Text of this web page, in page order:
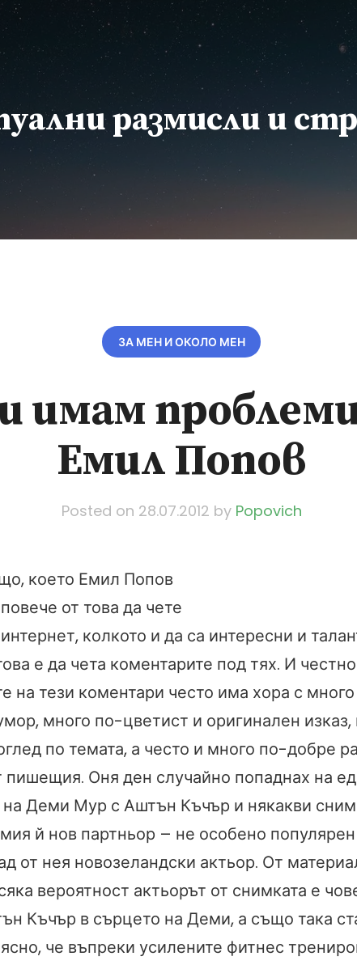
размисли и
ЗА МЕН И ОКОЛО МЕН
имам
Емил Попов
Posted on 28.07.2012 by Popovich
което Емил Попов
от това да чете
колкото и да са интересни и
е да чета коментарите под тях. И
на тези коментари често има хора с
много по-цветист и оригинален
по темата, а често и много по-добре
пишещия. Оня ден случайно попаднах на
на Деми Мур с Аштън Къчър и някакви
й нов партньор – не особено
от нея новозеландски актьор. От
вероятност актьорът от снимката е
Къчър в сърцето на Деми, а също така
че въпреки усилените фитнес